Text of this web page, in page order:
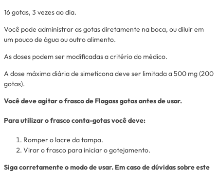
16 gotas, 3 vezes ao dia.
Você pode administrar as gotas diretamente na boca, ou diluir em
um pouco de água ou outro alimento.
As doses podem ser modificadas a critério do médico.
A dose máxima diária de simeticona deve ser limitada a 500 mg (200
gotas).
Você deve agitar o frasco de Flagass gotas antes de usar.
Para utilizar o frasco conta-gotas você deve:
Romper o lacre da tampa.
Virar o frasco para iniciar o gotejamento.
Siga corretamente o modo de usar. Em caso de dúvidas sobre este